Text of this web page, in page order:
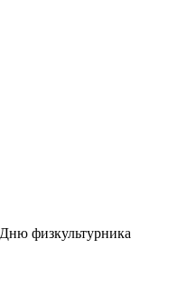
физкультурника